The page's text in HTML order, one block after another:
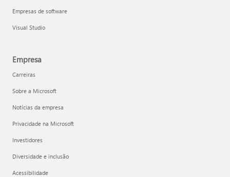
Empresas de software
Visual Studio
Empresa
Carreiras
Sobre a Microsoft
Notícias da empresa
Privacidade na Microsoft
Investidores
Diversidade e inclusão
Acessibilidade